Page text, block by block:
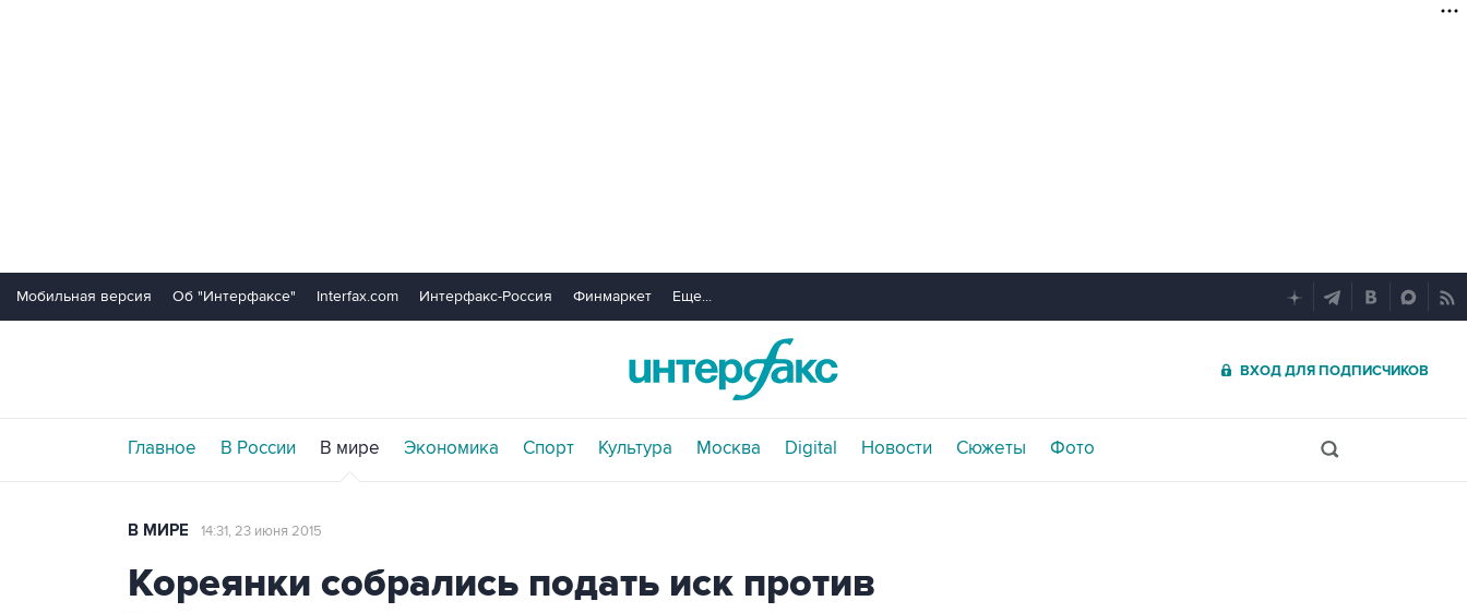
Мобильная версия Об "Интерфаксе" Interfax.com Интерфакс-Россия Финмаркет Еще...
ВХОД ДЛЯ ПОДПИСЧИКОВ
Главное В России В мире Экономика Спорт Культура Москва Digital Новости Сюжеты Фото
В МИРЕ 14:31, 23 июня 2015
Кореянки собрались подать иск против